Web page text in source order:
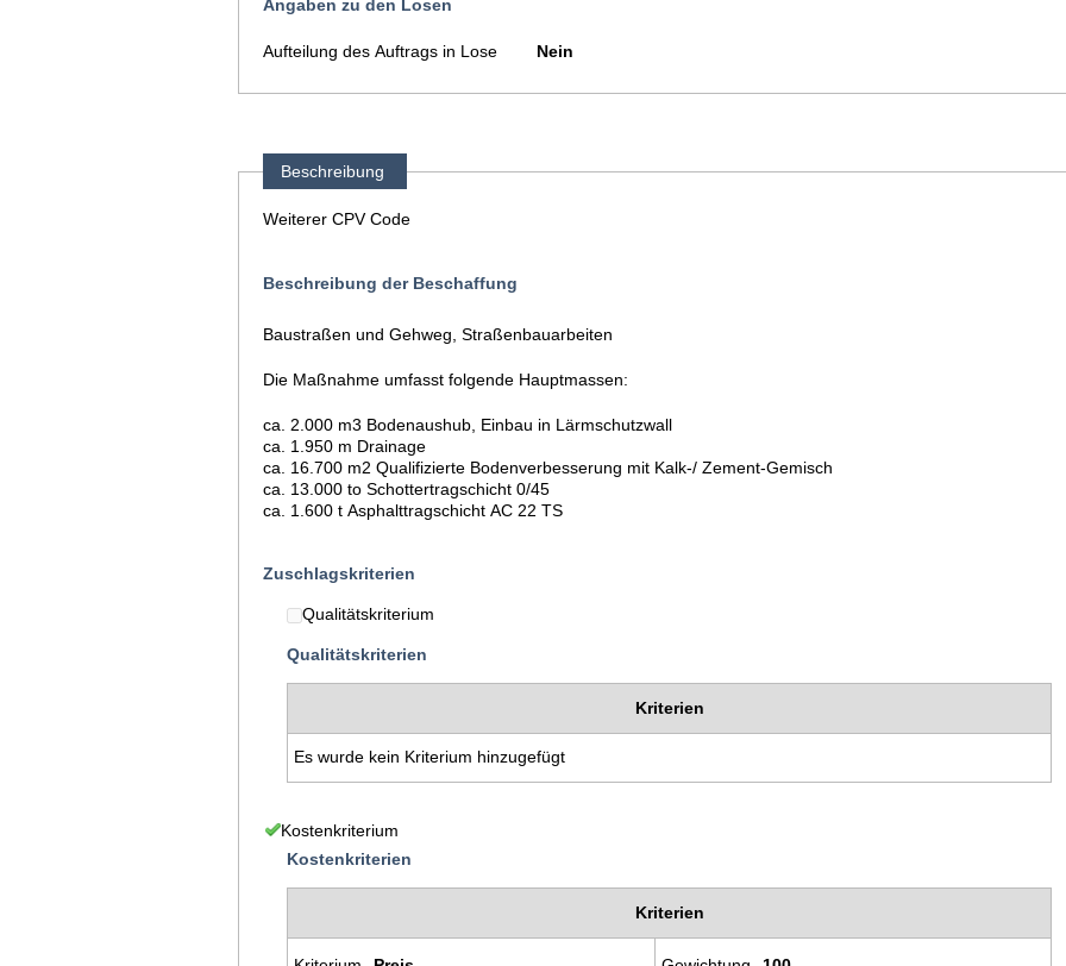
Angaben zu den Losen
Aufteilung des Auftrags in Lose Nein
Beschreibung
Weiterer CPV Code
Beschreibung der Beschaffung
Baustraßen und Gehweg, Straßenbauarbeiten
Die Maßnahme umfasst folgende Hauptmassen:
ca. 2.000 m3 Bodenaushub, Einbau in Lärmschutzwall
ca. 1.950 m Drainage
ca. 16.700 m2 Qualifizierte Bodenverbesserung mit Kalk-/ Zement-Gemisch
ca. 13.000 to Schottertragschicht 0/45
ca. 1.600 t Asphalttragschicht AC 22 TS
Zuschlagskriterien
Qualitätskriterium
Qualitätskriterien
Kriterien
Es wurde kein Kriterium hinzugefügt
Kostenkriterium
Kostenkriterien
Kriterien